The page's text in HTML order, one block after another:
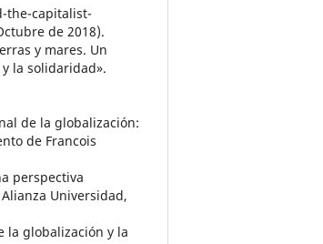
the-capitalist-
de 2018).
y mares. Un
la solidaridad».
de la globalización:
de Francois
perspectiva
Universidad,
la globalización y la